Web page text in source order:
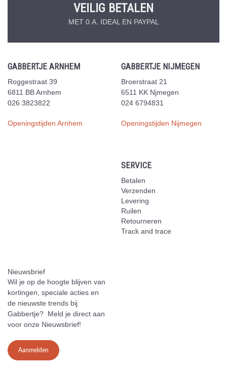
VEILIG BETALEN
MET 0.A. IDEAL EN PAYPAL
GABBERTJE ARNHEM
Roggestraat 39
6811 BB Arnhem
026 3823822
Openingstijden Arnhem
GABBERTJE NIJMEGEN
Broerstraat 21
6511 KK Njmegen
024 6794831
Openingstijden Nijmegen
SERVICE
Betalen
Verzenden
Levering
Ruilen
Retourneren
Track and trace
Nieuwsbrief
Wil je op de hoogte blijven van
kortingen, speciale acties en
de nieuwste trends bij
Gabbertje? Meld je direct aan
voor onze Nieuwsbrief!
Aanmelden